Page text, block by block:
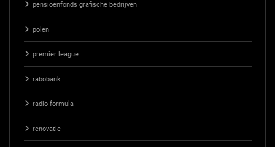
pensioenfonds grafische bedrijven
polen
premier league
rabobank
radio formula
renovatie